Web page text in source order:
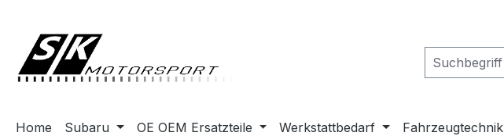
Home Subaru OE OEM Ersatzteile Werkstattbedarf Fahrzeugtechnik